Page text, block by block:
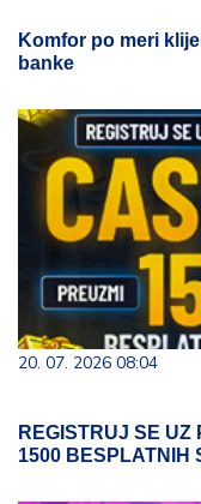
Komfor po meri
banke
20. 07. 2026 08:04
REGISTRUJ SE UZ
1500 BESPLATNIH